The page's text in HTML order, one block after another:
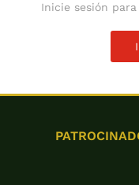
Inicie sesión